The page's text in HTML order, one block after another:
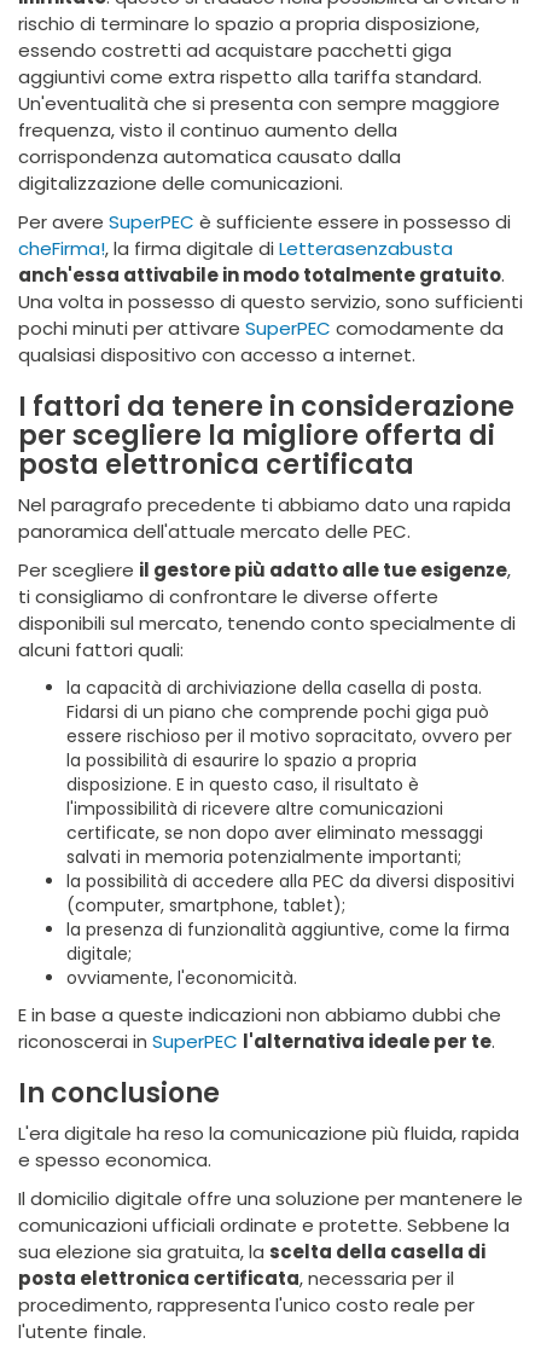
rischio di terminare lo spazio a propria disposizione,
essendo costretti ad acquistare pacchetti giga
aggiuntivi come extra rispetto alla tariffa standard.
Un'eventualità che si presenta con sempre maggiore
frequenza, visto il continuo aumento della
corrispondenza automatica causato dalla
digitalizzazione delle comunicazioni.
Per avere SuperPEC è sufficiente essere in possesso di
cheFirma!, la firma digitale di Letterasenzabusta
anch'essa attivabile in modo totalmente gratuito.
Una volta in possesso di questo servizio, sono sufficienti
pochi minuti per attivare SuperPEC comodamente da
qualsiasi dispositivo con accesso a internet.
I fattori da tenere in considerazione
per scegliere la migliore offerta di
posta elettronica certificata
Nel paragrafo precedente ti abbiamo dato una rapida
panoramica dell'attuale mercato delle PEC.
Per scegliere il gestore più adatto alle tue esigenze,
ti consigliamo di confrontare le diverse offerte
disponibili sul mercato, tenendo conto specialmente di
alcuni fattori quali:
la capacità di archiviazione della casella di posta.
Fidarsi di un piano che comprende pochi giga può
essere rischioso per il motivo sopracitato, ovvero per
la possibilità di esaurire lo spazio a propria
disposizione. E in questo caso, il risultato è
l'impossibilità di ricevere altre comunicazioni
certificate, se non dopo aver eliminato messaggi
salvati in memoria potenzialmente importanti;
la possibilità di accedere alla PEC da diversi dispositivi
(computer, smartphone, tablet);
la presenza di funzionalità aggiuntive, come la firma
digitale;
ovviamente, l'economicità.
E in base a queste indicazioni non abbiamo dubbi che
riconoscerai in SuperPEC l'alternativa ideale per te.
In conclusione
L'era digitale ha reso la comunicazione più fluida, rapida
e spesso economica.
Il domicilio digitale offre una soluzione per mantenere le
comunicazioni ufficiali ordinate e protette. Sebbene la
sua elezione sia gratuita, la scelta della casella di
posta elettronica certificata, necessaria per il
procedimento, rappresenta l'unico costo reale per
l'utente finale.